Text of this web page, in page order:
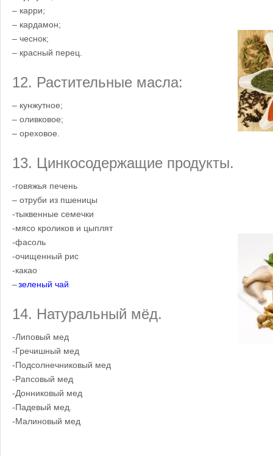
– карри;
– кардамон;
– чеснок;
– красный перец.
12. Растительные масла:
– кунжутное;
– оливковое;
– ореховое.
13. Цинкосодержащие продукты.
-говяжья печень
– отруби из пшеницы
-тыквенные семечки
-мясо кроликов и цыплят
-фасоль
-очищенный рис
-какао
–зеленый чай
14. Натуральный мёд.
-Липовый мед
-Гречишный мед
-Подсолнечниковый мед
-Рапсовый мед
-Донниковый мед
-Падевый мед.
-Малиновый мед